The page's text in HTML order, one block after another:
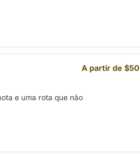
A partir de $50
e uma rota que não